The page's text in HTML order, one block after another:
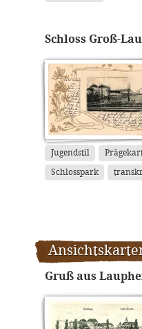
Schloss Groß-
Jugendstil
Schlosspark
Gruß aus